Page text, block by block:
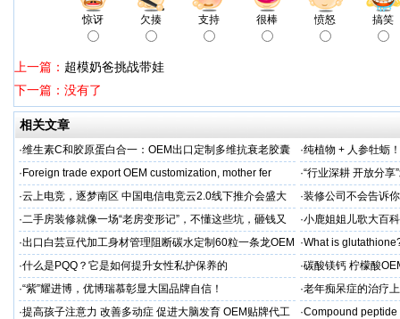
于是房祖名进入了娱乐圈。
成龙大把钱，你慢慢花就好啦！
想打破人工墙并没有想象的容易，虽然他人身自由，不再被关起来，但心理上的
他有什么能耐。
即便是娱乐圈前辈也觉得房祖名是来玩票的。他根本就不需要努力嘛，只要顺
一次开玩笑，问他为何要拍戏唱歌，“慢慢去花父亲的钱就好啦，成龙大把钱！“
不知道他在想什么。”
房祖名刚开始给明星做小跟班，去李宗盛工作室打杂，给刘若英李心洁跑腿。
好润喉糖、纸巾，要把每个人“服务”得舒舒服服。戴军问他：“他们真敢这么用你
惊讶 欠揍 支持 很棒 愤怒 搞笑
上一篇： 超模奶爸挑战带娃
下一篇：没有了
相关文章
·维生素C和胶原蛋白合一：OEM出口定制多维抗衰老胶囊 ·纯植物 + 人参牡蛎
力保驾护航
· Foreign trade export OEM customization, mother fer ·“行业深耕 开放分
·云上电竞，逐梦南区 中国电信电竞云2.0线下推介会盛大
启幕
·装修公司不会告诉
·二手房装修就像一场“老房变形记”，不懂这些坑，砸钱又
糟心！看完这篇再开工
·小鹿姐姐儿歌大百科
·出口白芸豆代加工身材管理阻断碳水定制60粒一条龙OEM
贴牌
·What is
·什么是PQQ？它是如何提升女性私护保养的 ·碳酸镁钙 柠檬酸
制
·“紫”耀进博，优博瑞慕彰显大国品牌自信！ ·老年痴呆症的治疗
吻合术)
·提高孩子注意力 改善多动症 促进大脑发育 OEM贴牌代工 ·Compound